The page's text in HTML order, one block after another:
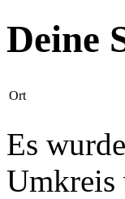
Deine
Ort
Es
Umkreis